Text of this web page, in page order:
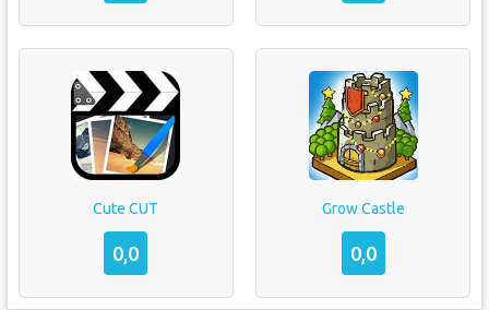
Cute CUT
0,0
Grow Castle
0,0